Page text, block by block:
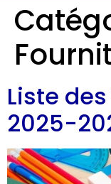
Liste
2025-